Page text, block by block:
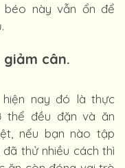
này vẫn ổn để
cân.
hiện nay đó là thực
thể đều đặn và ăn
nếu bạn nào tập
thử nhiều cách thì